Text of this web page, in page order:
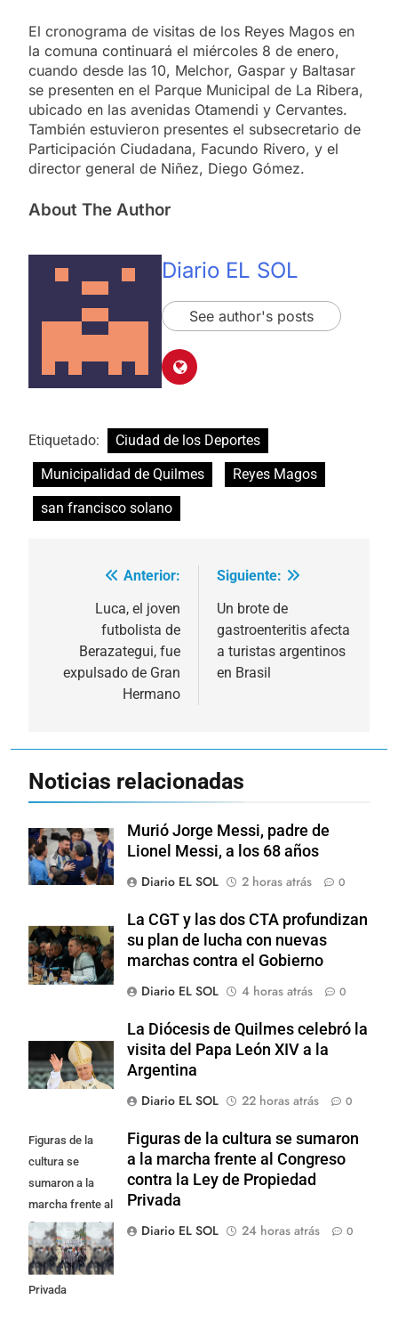
El cronograma de visitas de los Reyes Magos en
la comuna continuará el miércoles 8 de enero,
cuando desde las 10, Melchor, Gaspar y Baltasar
se presenten en el Parque Municipal de La Ribera,
ubicado en las avenidas Otamendi y Cervantes.
También estuvieron presentes el subsecretario de
Participación Ciudadana, Facundo Rivero, y el
director general de Niñez, Diego Gómez.
About The Author
Diario EL SOL
See author's posts
Etiquetado:
Ciudad de los Deportes
Municipalidad de Quilmes
Reyes Magos
san francisco solano
Navegación
entradas
Anterior:
Luca, el joven
futbolista de
Berazategui, fue
expulsado de Gran
Hermano
Siguiente:
Un brote de
gastroenteritis afecta
a turistas argentinos
en Brasil
Noticias relacionadas
Murió Jorge Messi, padre de
Lionel Messi, a los 68 años
Diario EL SOL
2 horas atrás 0
La CGT y las dos CTA profundizan
su plan de lucha con nuevas
marchas contra el Gobierno
Diario EL SOL
4 horas atrás 0
La Diócesis de Quilmes celebró la
visita del Papa León XIV a la
Argentina
Diario EL SOL
22 horas atrás 0
Figuras de la
cultura se
sumaron a la
marcha frente al
Congreso contra
la Ley de
Propiedad
Privada
Figuras de la cultura se sumaron
a la marcha frente al Congreso
contra la Ley de Propiedad
Privada
Diario EL SOL
24 horas atrás 0